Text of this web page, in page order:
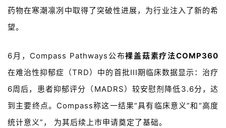
药物在寒潮凛冽中取得了突破性进展，为行业注入了新的希
望。
6月， Compass Pathways 公布裸盖菇素疗法COMP360
在难治性抑郁症（TRD）中的首批III期临床数据显示：治疗
6周后，患者抑郁评分（ MADRS）较安慰剂降低3.6分，达
到主要终点。 Compass称这一结果“具有临床意义”和“高度
统计意义” ， 为其后续上市申请奠定了基础。